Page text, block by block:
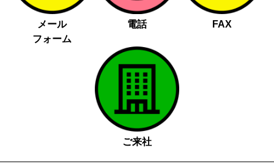
人の生命、身体又は財産の保護にために必要がある場合であっ
て、本人の同意を得る事が困難であるとき
公衆衛生の向上又は児童の健全な育成の推進のために特に必要
がある場合であって、本人の同意を得る事が困難であるとき
国の機関若しくは地方公共団体又はその委託を受けた者が法令
の定める事務を遂行することに対して協力する必要がある場合
であって、本人の同意を得ることによって当該事務の遂行に支
障を及ぼすおそれがあるとき
メール
フォーム
電話 FAX
ご来社